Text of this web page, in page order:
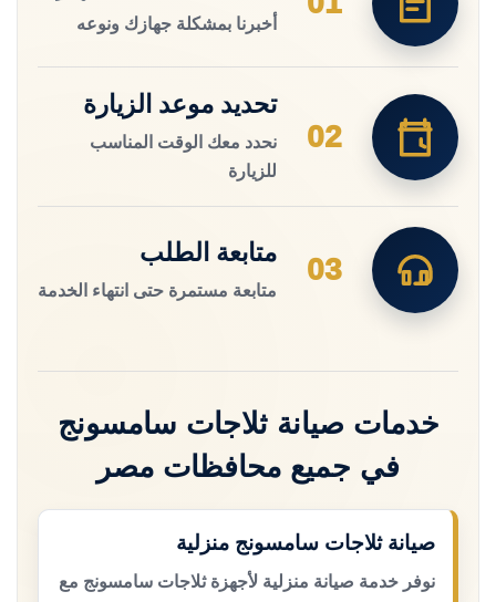
أخبرنا بمشكلة جهازك ونوعه
02
تحديد موعد الزيارة
نحدد معك الوقت المناسب
للزيارة
03
متابعة الطلب
متابعة مستمرة حتى انتهاء الخدمة
خدمات صيانة ثلاجات سامسونج
في جميع محافظات مصر
صيانة ثلاجات سامسونج منزلية
نوفر خدمة صيانة منزلية لأجهزة ثلاجات سامسونج مع